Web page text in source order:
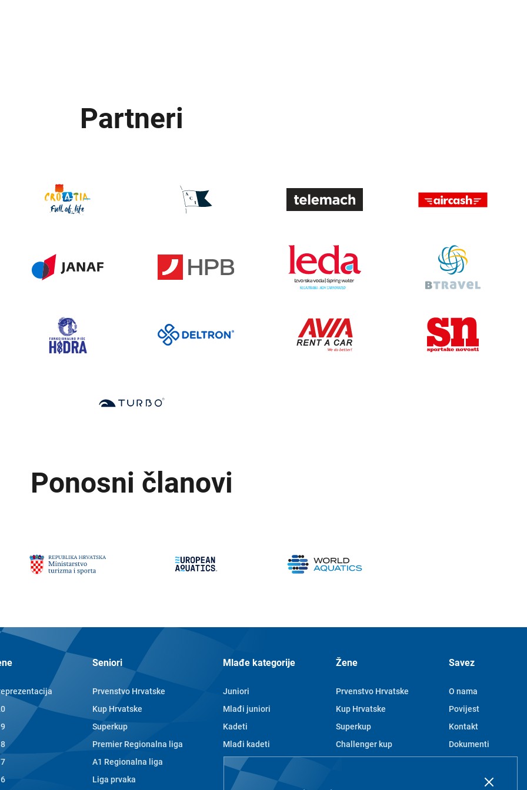
Partneri
Ponosni članovi
Seniori
Prvenstvo Hrvatske
Kup Hrvatske
Superkup
Premier Regionalna liga
A1 Regionalna liga
Liga prvaka
Mlađe kategorije
Juniori
Mlađi juniori
Kadeti
Mlađi kadeti
Mlađe nade
Žene
Prvenstvo Hrvatske
Kup Hrvatske
Superkup
Challenger kup
Savez
O nama
Povijest
Kontakt
Dokumenti
Pravila privatnosti